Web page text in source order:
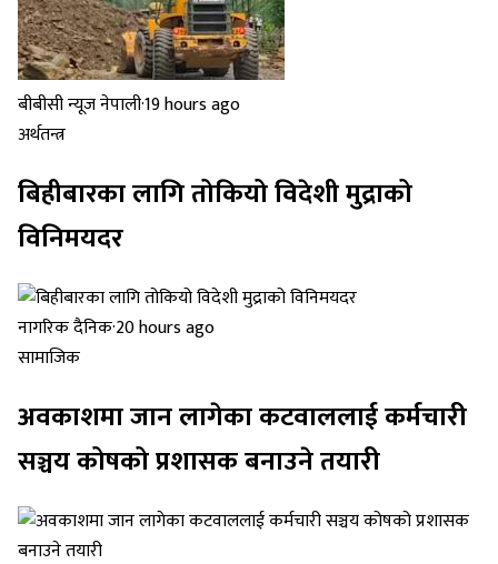
बीबीसी न्यूज नेपाली·19 hours ago
अर्थतन्त्र
बिहीबारका लागि तोकियो विदेशी मुद्राको
विनिमयदर
नागरिक दैनिक·20 hours ago
सामाजिक
अवकाशमा जान लागेका कटवाललाई कर्मचारी
सञ्चय कोषको प्रशासक बनाउने तयारी